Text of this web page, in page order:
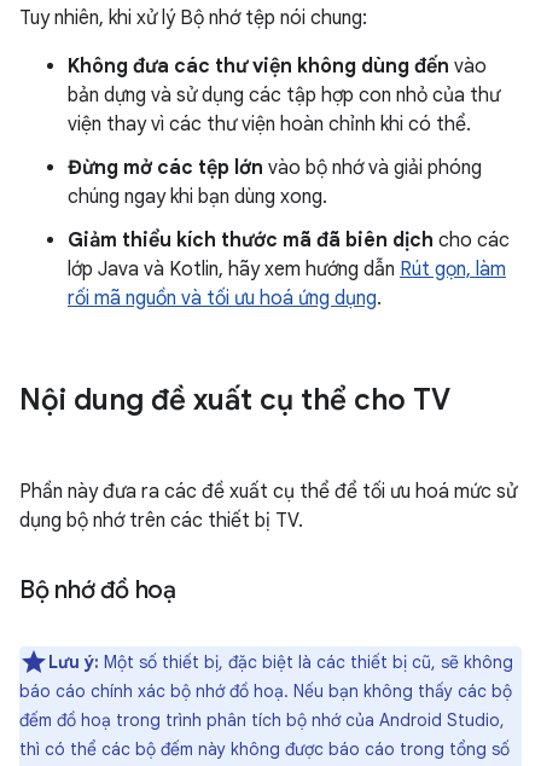
Tuy nhiên, khi xử lý Bộ nhớ tệp nói chung:
Không đưa các thư viện không dùng đến vào
bản dựng và sử dụng các tập hợp con nhỏ của thư
viện thay vì các thư viện hoàn chỉnh khi có thể.
Đừng mở các tệp lớn vào bộ nhớ và giải phóng
chúng ngay khi bạn dùng xong.
Giảm thiểu kích thước mã đã biên dịch cho các
lớp Java và Kotlin, hãy xem hướng dẫn Rút gọn, làm
rối mã nguồn và tối ưu hoá ứng dụng.
Nội dung đề xuất cụ thể cho TV
Phần này đưa ra các đề xuất cụ thể để tối ưu hoá mức sử
dụng bộ nhớ trên các thiết bị TV.
Bộ nhớ đồ hoạ
Lưu ý: Một số thiết bị, đặc biệt là các thiết bị cũ, sẽ không
báo cáo chính xác bộ nhớ đồ hoạ. Nếu bạn không thấy các bộ
đếm đồ hoạ trong trình phân tích bộ nhớ của Android Studio,
thì có thể các bộ đếm này không được báo cáo trong tổng số